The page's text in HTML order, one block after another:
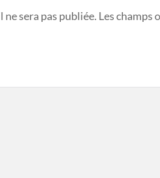
sera pas publiée. Les champs